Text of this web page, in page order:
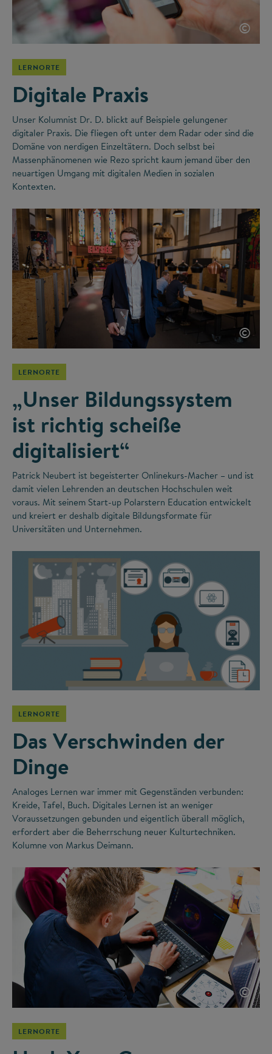
©
LERNORTE
Digitale Praxis
Unser Kolumnist Dr. D. blickt auf Beispiele gelungener
digitaler Praxis. Die fliegen oft unter dem Radar oder sind die
Domäne von nerdigen Einzeltätern. Doch selbst bei
Massenphänomenen wie Rezo spricht kaum jemand über den
neuartigen Umgang mit digitalen Medien in sozialen
Kontexten.
©
LERNORTE
„Unser Bildungssystem
ist richtig scheiße
digitalisiert“
Patrick Neubert ist begeisterter Onlinekurs-Macher – und ist
damit vielen Lehrenden an deutschen Hochschulen weit
voraus. Mit seinem Start-up Polarstern Education entwickelt
und kreiert er deshalb digitale Bildungsformate für
Universitäten und Unternehmen.
LERNORTE
Das Verschwinden der
Dinge
Analoges Lernen war immer mit Gegenständen verbunden:
Kreide, Tafel, Buch. Digitales Lernen ist an weniger
Voraussetzungen gebunden und eigentlich überall möglich,
erfordert aber die Beherrschung neuer Kulturtechniken.
Kolumne von Markus Deimann.
©
LERNORTE